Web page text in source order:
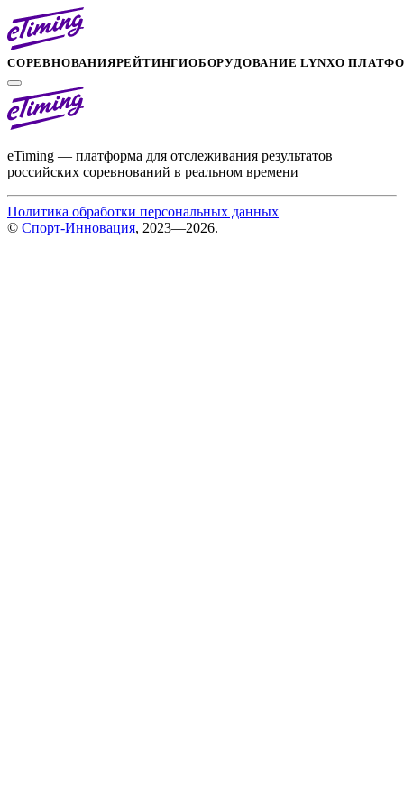
СОРЕВНОВАНИЯРЕЙТИНГИОБОРУДОВАНИЕ LYNXО
eTiming — платформа для отслеживания результатов
российских соревнований в реальном времени
Политика обработки персональных данных
© Спорт-Инновация, 2023—2026.